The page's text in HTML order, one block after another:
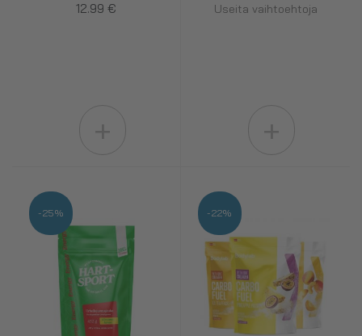
12.99 € Useita vaihtoehtoja
-25% -22%